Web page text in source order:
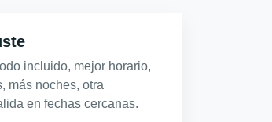
incluido, mejor horario,
más noches, otra
en fechas cercanas.